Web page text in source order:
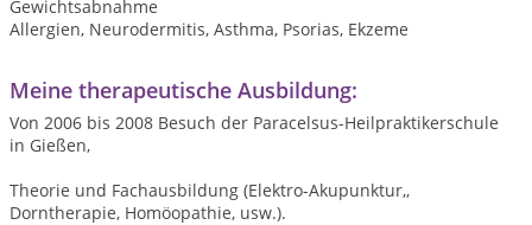
Gewichtsabnahme
Allergien, Neurodermitis, Asthma, Psorias, Ekzeme
Meine therapeutische Ausbildung:
Von 2006 bis 2008 Besuch der Paracelsus-Heilpraktikerschule
in Gießen,
Theorie und Fachausbildung (Elektro-Akupunktur,,
Dorntherapie, Homöopathie, usw.).